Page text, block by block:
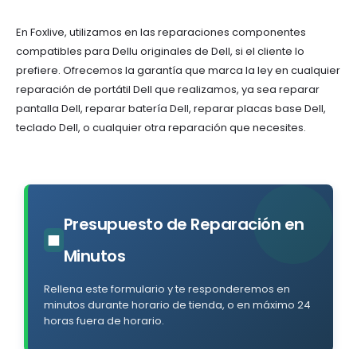
En Foxlive, utilizamos en las reparaciones componentes
compatibles para Dellu originales de Dell, si el cliente lo
prefiere. Ofrecemos la garantía que marca la ley en cualquier
reparación de portátil Dell que realizamos, ya sea reparar
pantalla Dell, reparar batería Dell, reparar placas base Dell,
teclado Dell, o cualquier otra reparación que necesites.
■ Presupuesto de Reparación en
Minutos
Rellena este formulario y te responderemos en
minutos durante horario de tienda, o en máximo 24
horas fuera de horario.